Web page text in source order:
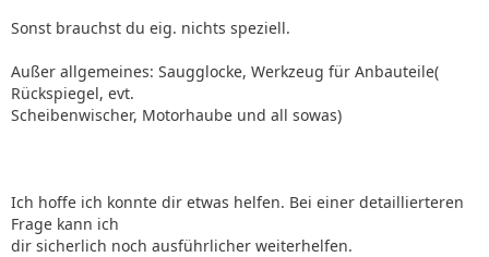
Sonst brauchst du eig. nichts speziell.
Außer allgemeines: Saugglocke, Werkzeug für Anbauteile(
Rückspiegel, evt.
Scheibenwischer, Motorhaube und all sowas)
Ich hoffe ich konnte dir etwas helfen. Bei einer detaillierteren
Frage kann ich
dir sicherlich noch ausführlicher weiterhelfen.